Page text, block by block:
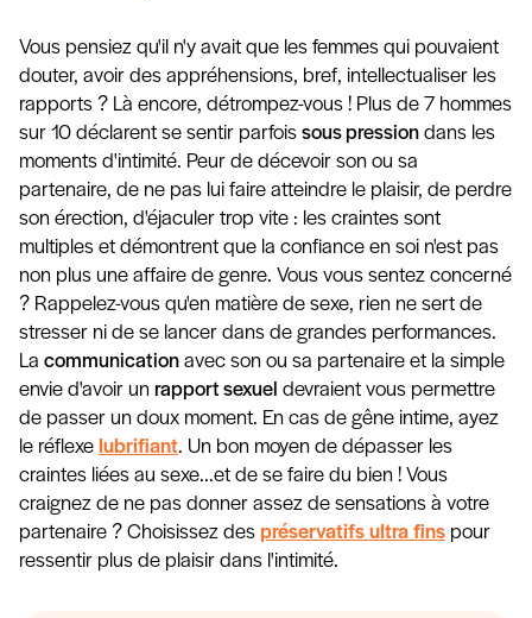
Vous pensiez qu'il n'y avait que les femmes qui pouvaient
douter, avoir des appréhensions, bref, intellectualiser les
rapports ? Là encore, détrompez-vous ! Plus de 7 hommes
sur 10 déclarent se sentir parfoissous pressiondans les
moments d'intimité. Peur de décevoir son ou sa
partenaire, de ne pas lui faire atteindre le plaisir, de perdre
son érection, d'éjaculer trop vite : les craintes sont
multiples et démontrent que la confiance en soi n'est pas
non plus une affaire de genre. Vous vous sentez concerné
? Rappelez-vous qu'en matière de sexe, rien ne sert de
stresser ni de se lancer dans de grandes performances.
La communicationavec son ou sa partenaire et la simple
envie d'avoir un rapport sexuel devraient vous permettre
de passer un doux moment. En cas de gêne intime, ayez
le réflexelubrifiant. Un bon moyen de dépasser les
craintes liées au sexe...et de se faire du bien ! Vous
craignez de ne pas donner assez de sensations à votre
partenaire ? Choisissez despréservatifs ultra fins pour
ressentir plus de plaisir dans l'intimité.